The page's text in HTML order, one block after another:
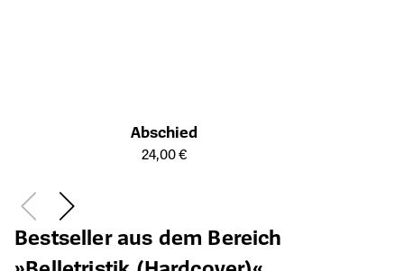
Abschied
Öffnet die Detailseite des Produkts
24,00 €
Bestseller aus dem Bereich